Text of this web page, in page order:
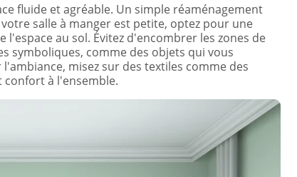
fluide et agréable. Un simple réaménagement
salle à manger est petite, optez pour une
au sol. Évitez d'encombrer les zones de
symboliques, comme des objets qui vous
misez sur des textiles comme des
à l'ensemble.